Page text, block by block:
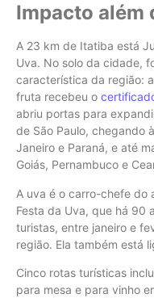
Impacto além
A 23 km de Itatiba está
Uva. No solo da cidade,
característica da região:
fruta recebeu o
abriu portas para
de São Paulo, chegando
Janeiro e Paraná, e até
Goiás, Pernambuco e
A uva é o carro-chefe do
Festa da Uva, que há 90
turistas, entre janeiro e
região. Ela também está
Cinco rotas turísticas
para mesa e para vinho